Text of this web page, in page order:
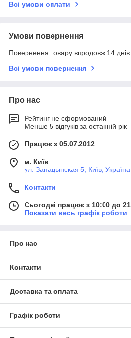
Всі умови оплати
Умови повернення
Повернення товару впродовж 14 днів
Всі умови повернення
Про нас
Рейтинг не сформований
Менше 5 відгуків за останній рік
Працює з 05.07.2012
м. Київ
ул. Западынская 5, Київ, Україна
Контакти
Сьогодні працює з 10:00 до
Показати весь графік роботи
Про нас
Контакти
Доставка та оплата
Графік роботи